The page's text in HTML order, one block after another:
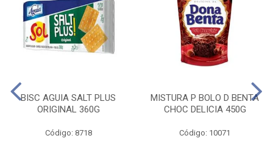
BISC AGUIA SALT PLUS
ORIGINAL 360G
Código: 8718
MISTURA P BOLO D BENTA
CHOC DELICIA 450G
Código: 10071